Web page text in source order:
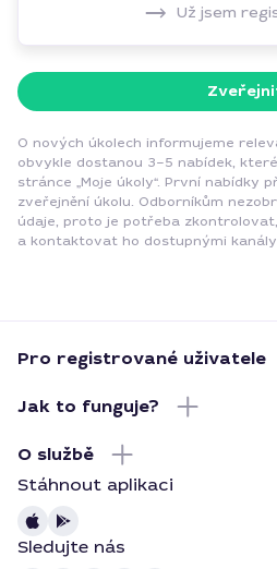
Už jsem
O nových úkolech informujeme
obvykle dostanou 3–5 nabídek,
stránce „Moje úkoly“. První nabídky
zveřejnění úkolu. Odborníkům
údaje, proto je potřeba
a kontaktovat ho dostupnými kanály
Pro registrované uživatele
Jak to funguje?
O službě
Stáhnout aplikaci
Sledujte nás